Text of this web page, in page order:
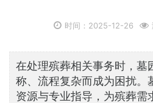
时间：2025-12-26
在处理殡葬相关事务时，墓
称、流程复杂而成为困扰。
资源与专业指导，为殡葬需